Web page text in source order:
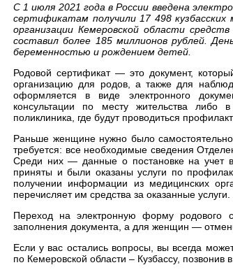
С 1 июля 2021 года в России введена
сертификатам получили 17 498
организации Кемеровской области
составил более 185 миллионов рублей.
беременностью и рождением детей.
Родовой сертификат — это документ,
организацию для родов, а также для
оформляется в виде электронного
консультации по месту жительства
поликлиника, где будут проводиться
Раньше женщине нужно было
требуется: все необходимые сведения
Среди них — данные о постановке на учет
приняты и были оказаны услуги по
получении информации из медицинских
перечисляет им средства за оказанные услуги.
Переход на электронную форму родового
заполнения документа, а для женщин —
Если у вас остались вопросы, вы всегда
по Кемеровской области – Кузбассу, позвонив